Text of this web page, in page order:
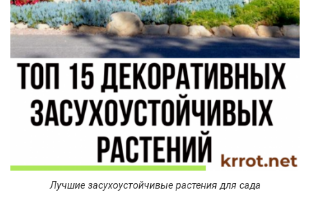
Лучшие засухоустойчивые растения для сада